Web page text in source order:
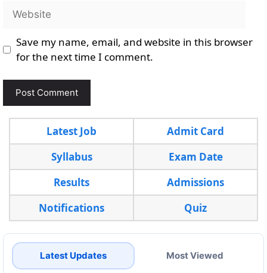
Website
Save my name, email, and website in this browser
for the next time I comment.
Latest Job
Admit Card
Syllabus
Exam Date
Results
Admissions
Notifications
Quiz
Latest Updates Most Viewed